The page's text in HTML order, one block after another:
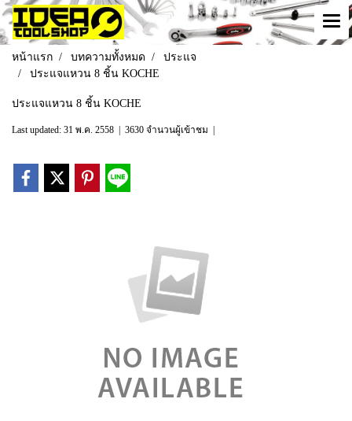
หน้าแรก บทความทั้งหมด
ประแจ
ประแจแหวน 8 ชิ้น KOCHE
ประแจแหวน 8 ชิ้น KOCHE
Last updated: 31 พ.ค. 2558 3630 จำนวนผู้เข้าชม